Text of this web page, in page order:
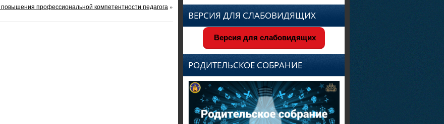
профессиональной компетентности педагога »
ВЕРСИЯ ДЛЯ СЛАБОВИДЯЩИХ
Версия для слабовидящих
РОДИТЕЛЬСКОЕ СОБРАНИЕ